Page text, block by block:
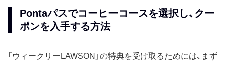
Pontaパスでコーヒーコースを選択し、クー
ポンを入手する方法
「ウィークリーLAWSON」の特典を受け取るためには、まず